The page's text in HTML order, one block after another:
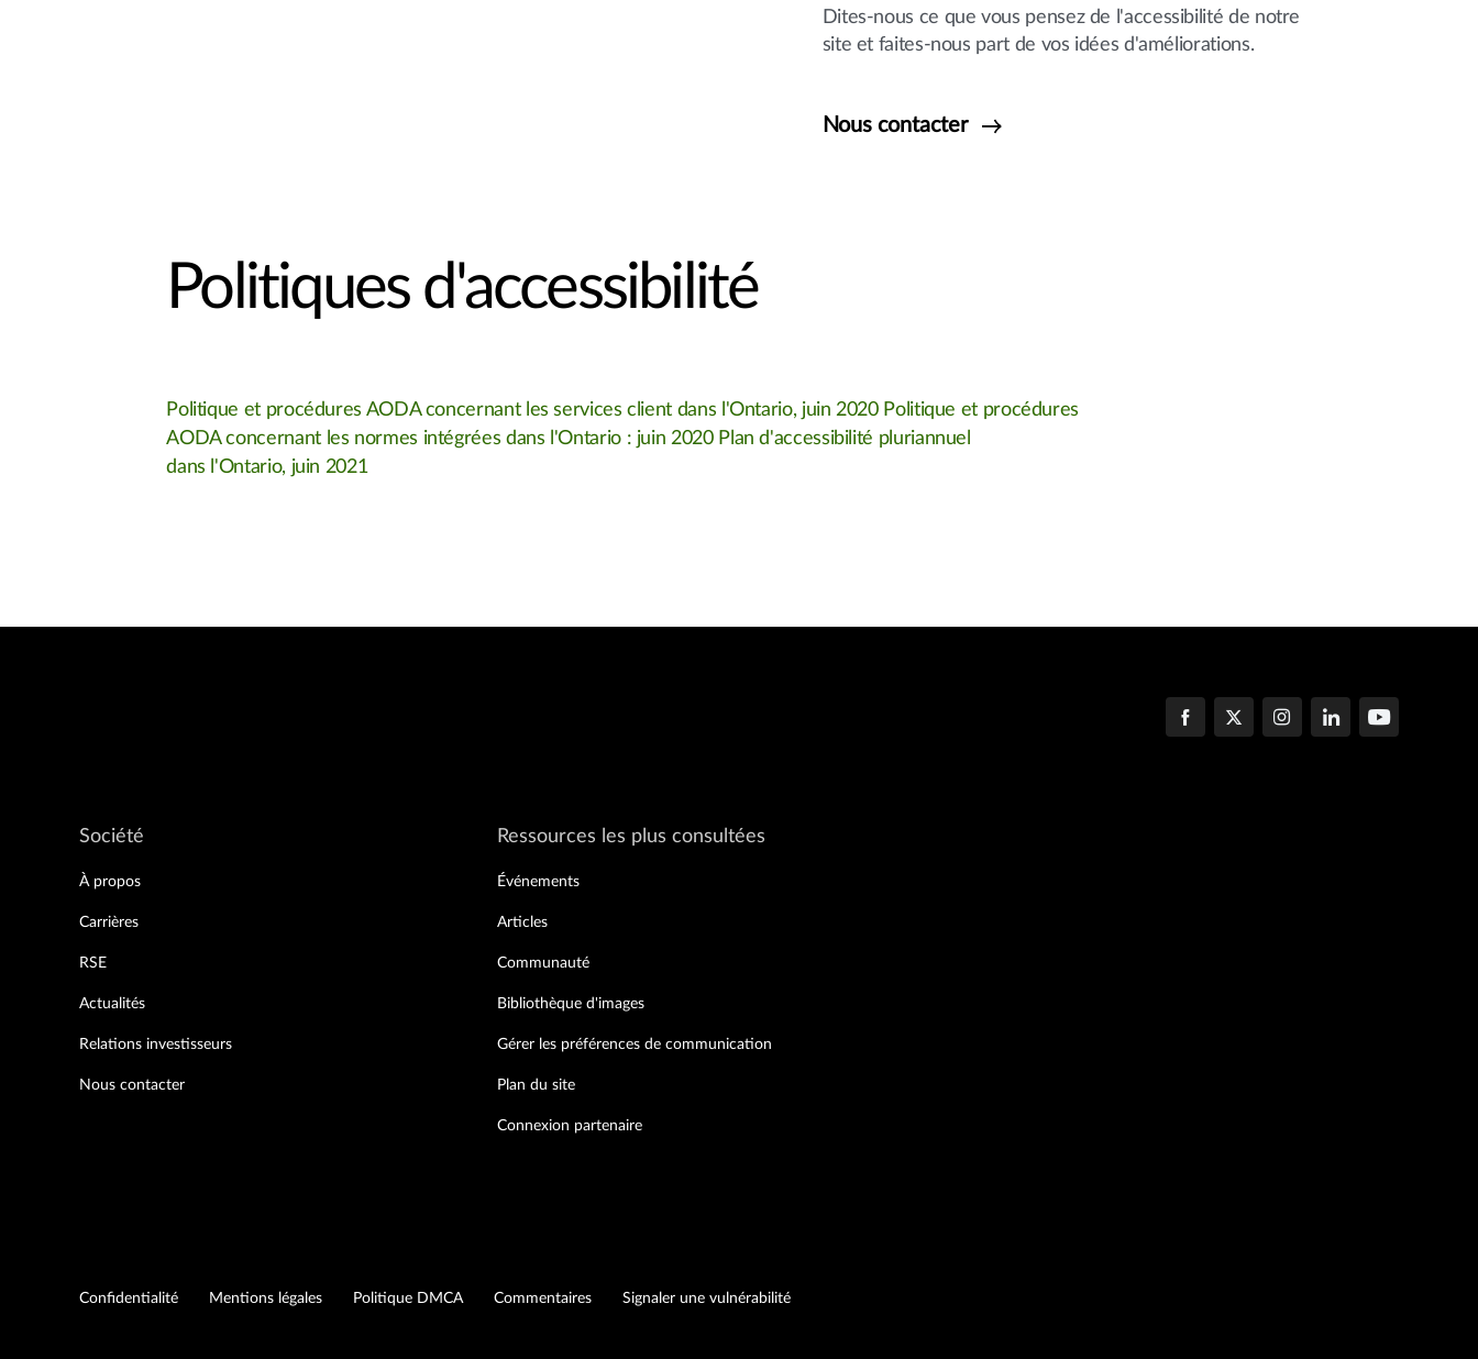
Dites-nous ce que vous pensez de l'accessibilité de notre
site et faites-nous part de vos idées d'améliorations.
Nous contacter
Politiques d'accessibilité
Politique et procédures AODA concernant les services client dans l'Ontario, juin 2020 Politique et procédures
AODA concernant les normes intégrées dans l'Ontario : juin 2020 Plan d'accessibilité pluriannuel
dans l'Ontario, juin 2021
Société
À propos
Carrières
RSE
Actualités
Relations investisseurs
Nous contacter
Ressources les plus consultées
Événements
Articles
Communauté
Bibliothèque d'images
Gérer les préférences de communication
Plan du site
Connexion partenaire
Confidentialité Mentions légales Politique DMCA Commentaires Signaler une vulnérabilité